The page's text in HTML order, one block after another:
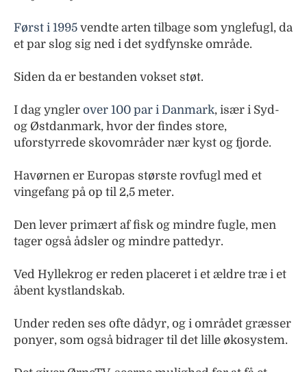
Først i 1995 vendte arten tilbage som ynglefugl, da
et par slog sig ned i det sydfynske område.
Siden da er bestanden vokset støt.
I dag yngler over 100 par i Danmark, især i Syd-
og Østdanmark, hvor der findes store,
uforstyrrede skovområder nær kyst og fjorde.
Havørnen er Europas største rovfugl med et
vingefang på op til 2,5 meter.
Den lever primært af fisk og mindre fugle, men
tager også ådsler og mindre pattedyr.
Ved Hyllekrog er reden placeret i et ældre træ i et
åbent kystlandskab.
Under reden ses ofte dådyr, og i området græsser
ponyer, som også bidrager til det lille økosystem.